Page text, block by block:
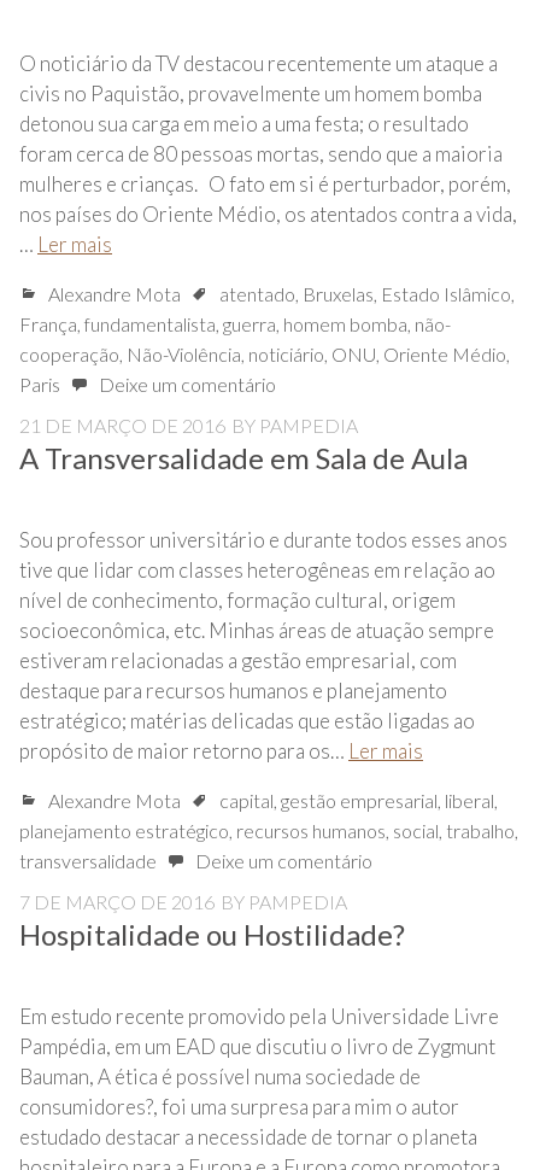
O noticiário da TV destacou recentemente um ataque a
civis no Paquistão, provavelmente um homem bomba
detonou sua carga em meio a uma festa; o resultado
foram cerca de 80 pessoas mortas, sendo que a maioria
mulheres e crianças. O fato em si é perturbador, porém,
nos países do Oriente Médio, os atentados contra a vida,
… Ler mais
Alexandre Mota atentado, Bruxelas, Estado Islâmico,
França, fundamentalista, guerra, homem bomba, não-
cooperação, Não-Violência, noticiário, ONU, Oriente Médio,
Paris
Deixe um comentário
21 DE MARÇO DE 2016 BY PAMPEDIA
A Transversalidade em Sala de Aula
Sou professor universitário e durante todos esses anos
tive que lidar com classes heterogêneas em relação ao
nível de conhecimento, formação cultural, origem
socioeconômica, etc. Minhas áreas de atuação sempre
estiveram relacionadas a gestão empresarial, com
destaque para recursos humanos e planejamento
estratégico; matérias delicadas que estão ligadas ao
propósito de maior retorno para os… Ler mais
Alexandre Mota capital, gestão empresarial, liberal,
planejamento estratégico, recursos humanos, social, trabalho,
transversalidade
Deixe um comentário
7 DE MARÇO DE 2016 BY PAMPEDIA
Hospitalidade ou Hostilidade?
Em estudo recente promovido pela Universidade Livre
Pampédia, em um EAD que discutiu o livro de Zygmunt
Bauman, A ética é possível numa sociedade de
consumidores?, foi uma surpresa para mim o autor
estudado destacar a necessidade de tornar o planeta